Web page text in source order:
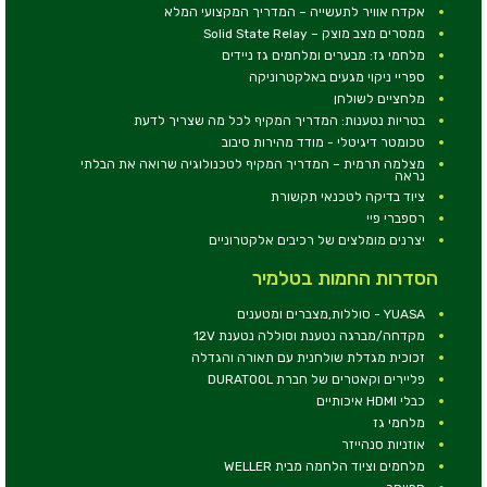
אקדח אוויר לתעשייה – המדריך המקצועי המלא
ממסרים מצב מוצק – Solid State Relay
מלחמי גז: מבערים ומלחמים גז ניידים
ספריי ניקוי מגעים באלקטרוניקה
מלחציים לשולחן
בטריות נטענות: המדריך המקיף לכל מה שצריך לדעת
טכומטר דיגיטלי - מודד מהירות סיבוב
מצלמה תרמית – המדריך המקיף לטכנולוגיה שרואה את הבלתי
נראה
ציוד בדיקה לטכנאי תקשורת
רספברי פיי
יצרנים מומלצים של רכיבים אלקטרוניים
הסדרות החמות בטלמיר
YUASA - סוללות,מצברים ומטענים
מקדחה/מברגה נטענת וסוללה נטענת 12V
זכוכית מגדלת שולחנית עם תאורה והגדלה
פליירים וקאטרים של חברת DURATOOL
כבלי HDMI איכותיים
מלחמי גז
אוזניות סנהייזר
מלחמים וציוד הלחמה מבית WELLER